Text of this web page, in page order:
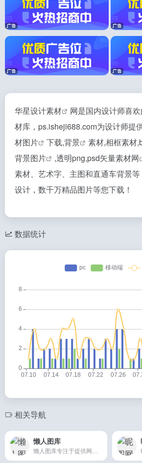
华星设计素材
网是国内设计师喜
材库，ps.isheji688.com为设计师提
材图片 下载,背景 素材,相框素材,
背景图片
,透明png,psd矢量素材网
素材、艺术字、主图和直通车背景
设计，数千万精品图片等您下载！
数据统计
相关导航
懒人图库